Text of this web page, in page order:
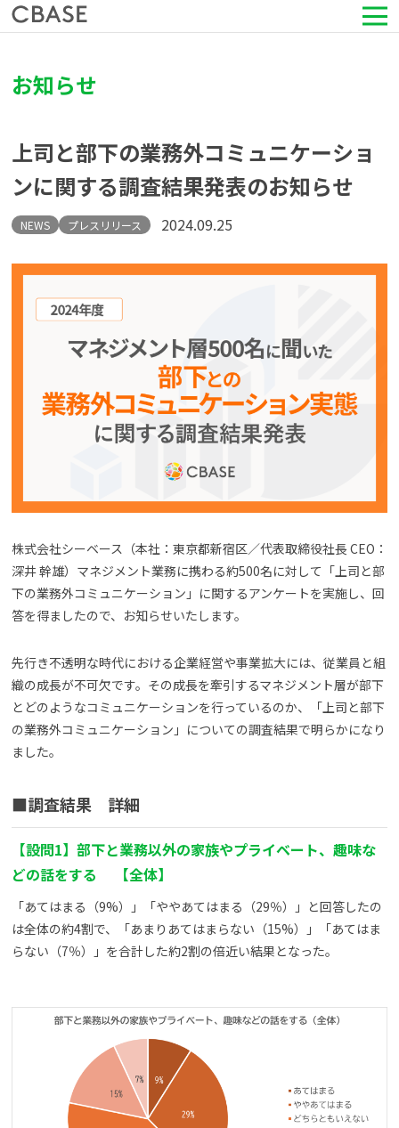
導入事例
セミナー情報
HRコラム
お知らせ
よくある質問
お知らせ
上司と部下の業務外コミュニケーショ
ンに関する調査結果発表のお知らせ
NEWS プレスリリース 2024.09.25
株式会社シーベース（本社：東京都新宿区／代表取締役社長 CEO：
深井 幹雄）マネジメント業務に携わる約500名に対して「上司と部
下の業務外コミュニケーション」に関するアンケートを実施し、回
答を得ましたので、お知らせいたします。
先行き不透明な時代における企業経営や事業拡大には、従業員と組
織の成長が不可欠です。その成長を牽引するマネジメント層が部下
とどのようなコミュニケーションを行っているのか、「上司と部下
の業務外コミュニケーション」についての調査結果で明らかになり
ました。
■調査結果 詳細
【設問1】部下と業務以外の家族やプライベート、趣味な
どの話をする 【全体】
「あてはまる（9%）」「ややあてはまる（29％）」と回答したの
は全体の約4割で、「あまりあてはまらない（15%）」「あてはま
らない（7％）」を合計した約2割の倍近い結果となった。